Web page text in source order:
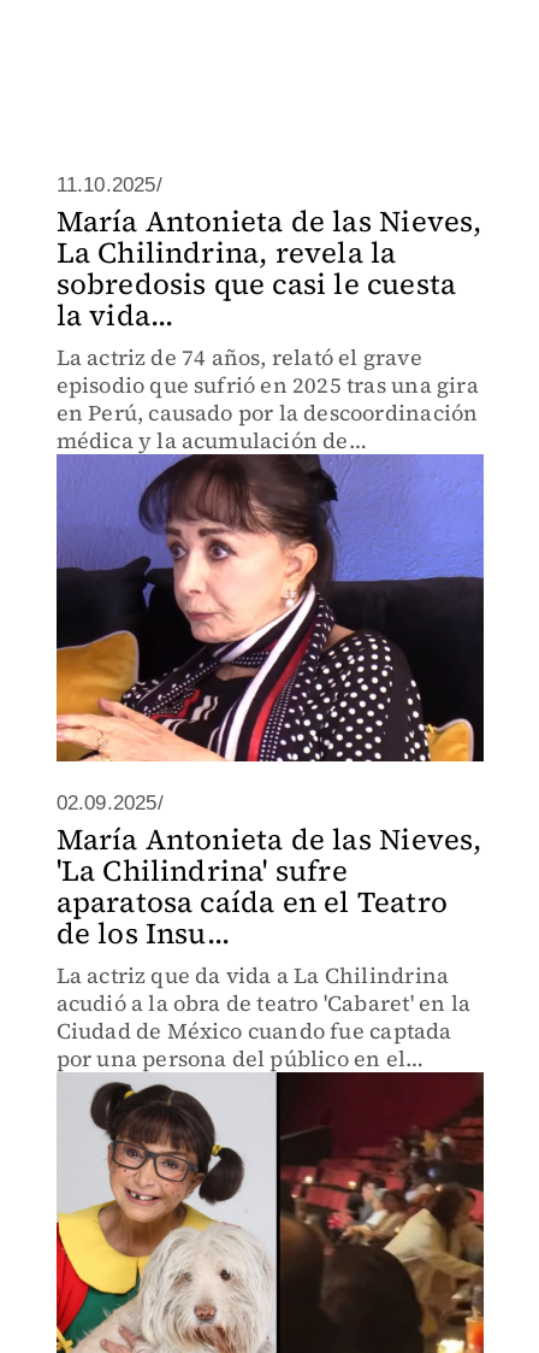
11.10.2025/
María Antonieta de las Nieves,
La Chilindrina, revela la
sobredosis que casi le cuesta
la vida...
La actriz de 74 años, relató el grave
episodio que sufrió en 2025 tras una gira
en Perú, causado por la descoordinación
médica y la acumulación de
medicamentos.
02.09.2025/
María Antonieta de las Nieves,
'La Chilindrina' sufre
aparatosa caída en el Teatro
de los Insu...
La actriz que da vida a La Chilindrina
acudió a la obra de teatro 'Cabaret' en la
Ciudad de México cuando fue captada
por una persona del público en el
momento exacto en el que cae.